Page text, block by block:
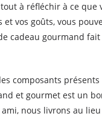
à réfléchir à ce que
vos goûts, vous
cadeau gourmand
composants
et gourmet est un
nous livrons au